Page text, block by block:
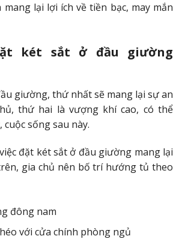
lại lợi ích về tiền bạc, may mắn
két sắt ở đầu giường
giường, thứ nhất sẽ mang lại sự an
thứ hai là vượng khí cao, có thể
sống sau này.
đặt két sắt ở đầu giường mang lại
gia chủ nên bố trí hướng tủ theo
đông nam
với cửa chính phòng ngủ